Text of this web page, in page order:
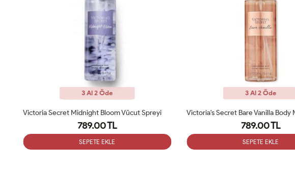
3 Al 2 Öde
Victoria's Secret Bare Vanilla Body Mist 250 Ml
789.00 TL
SEPETE EKLE
3 Al 2 Öde
789.00 TL
SEPETE EKLE